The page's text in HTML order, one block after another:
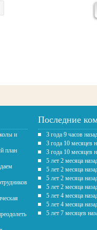
и
план
Последние
3 года 9 часов
3 года 10 месяцев
3 года 10 месяцев
5 лет 2 месяца
5 лет 2 месяца
5 лет 2 месяца
5 лет 2 месяца
5 лет 4 месяца
5 лет 4 месяца
5 лет 7 месяцев